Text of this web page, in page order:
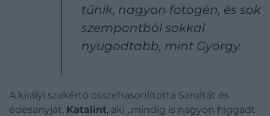
tűnik, nagyon fotogén, és sok
szempontból sokkal
nyugodtabb, mint György.
A királyi szakértő összehasonlította Saroltát és
édesanyját, Katalint, aki „mindig is nagyon higgadt